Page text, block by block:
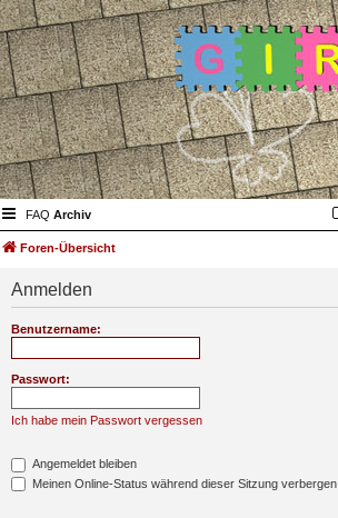
FAQ Archiv
Foren-Übersicht
Anmelden
Benutzername:
Passwort:
Ich habe mein Passwort vergessen
Angemeldet bleiben
Meinen Online-Status während dieser Sitzung verbergen